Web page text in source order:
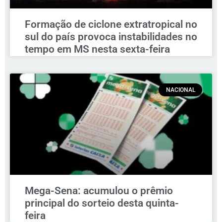
Formação de ciclone extratropical no
sul do país provoca instabilidades no
tempo em MS nesta sexta-feira
NACIONAL
Mega-Sena: acumulou o prêmio
principal do sorteio desta quinta-
feira